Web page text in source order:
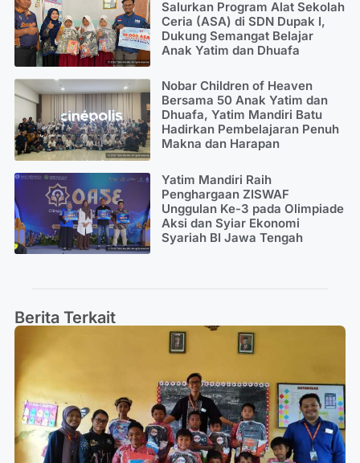
Salurkan Program Alat Sekolah
Ceria (ASA) di SDN Dupak I,
Dukung Semangat Belajar
Anak Yatim dan Dhuafa
Nobar Children of Heaven
Bersama 50 Anak Yatim dan
Dhuafa, Yatim Mandiri Batu
Hadirkan Pembelajaran Penuh
Makna dan Harapan
Yatim Mandiri Raih
Penghargaan ZISWAF
Unggulan Ke-3 pada Olimpiade
Aksi dan Syiar Ekonomi
Syariah BI Jawa Tengah
Berita Terkait